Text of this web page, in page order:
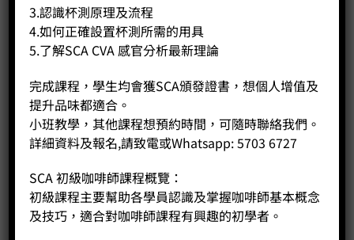
b) Chocolate Preparation Principles
Tasting Hot Chocolate made from different ingredients
and skills demonstration and practice.
Practice.
a) Principles and Demonstration of Milk Foaming (III)
Cappuccino and Latte Art Production Skills
Demonstration and Practice (III)
b) Other Beverage Production Skills Demonstration and
Practice
Coffee Specials: Mocha, Flavored Iced Latte, Iced
3.認識杯測原理及流程
4.如何正確設置杯測所需的用具
5.了解SCA CVA 感官分析最新理論
完成課程，學生均會獲SCA頒發證書，想個人增值及
提升品味都適合。
小班教學，其他課程想預約時間，可隨時聯絡我們。
詳細資料及報名,請致電或Whatsapp: 5703 6727
SCA 初級咖啡師課程概覽：
初級課程主要幫助各學員認識及掌握咖啡師基本概念
及技巧，適合對咖啡師課程有興趣的初學者。